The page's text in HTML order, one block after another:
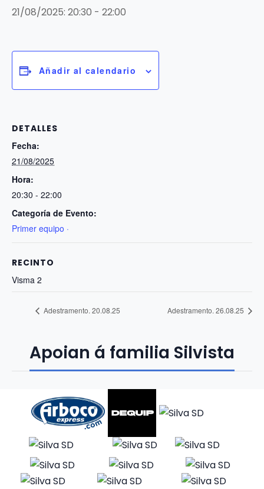
21/08/2025: 20:30 - 22:00
Añadir al calendario
DETALLES
Fecha:
21/08/2025
Hora:
20:30 - 22:00
Categoría de Evento:
Primer equipo ·
RECINTO
Visma 2
Adestramento. 20.08.25 Adestramento. 26.08.25
Apoian á familia Silvista